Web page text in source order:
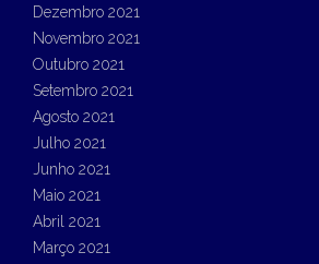
Dezembro 2021
Novembro 2021
Outubro 2021
Setembro 2021
Agosto 2021
Julho 2021
Junho 2021
Maio 2021
Abril 2021
Março 2021